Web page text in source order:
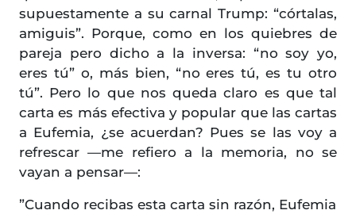
supuestamente a su carnal Trump: “córtalas,
amiguis”. Porque, como en los quiebres de
pareja pero dicho a la inversa: “no soy yo,
eres tú” o, más bien, “no eres tú, es tu otro
tú”. Pero lo que nos queda claro es que tal
carta es más efectiva y popular que las cartas
a Eufemia, ¿se acuerdan? Pues se las voy a
refrescar —me refiero a la memoria, no se
vayan a pensar—:
”Cuando recibas esta carta sin razón, Eufemia